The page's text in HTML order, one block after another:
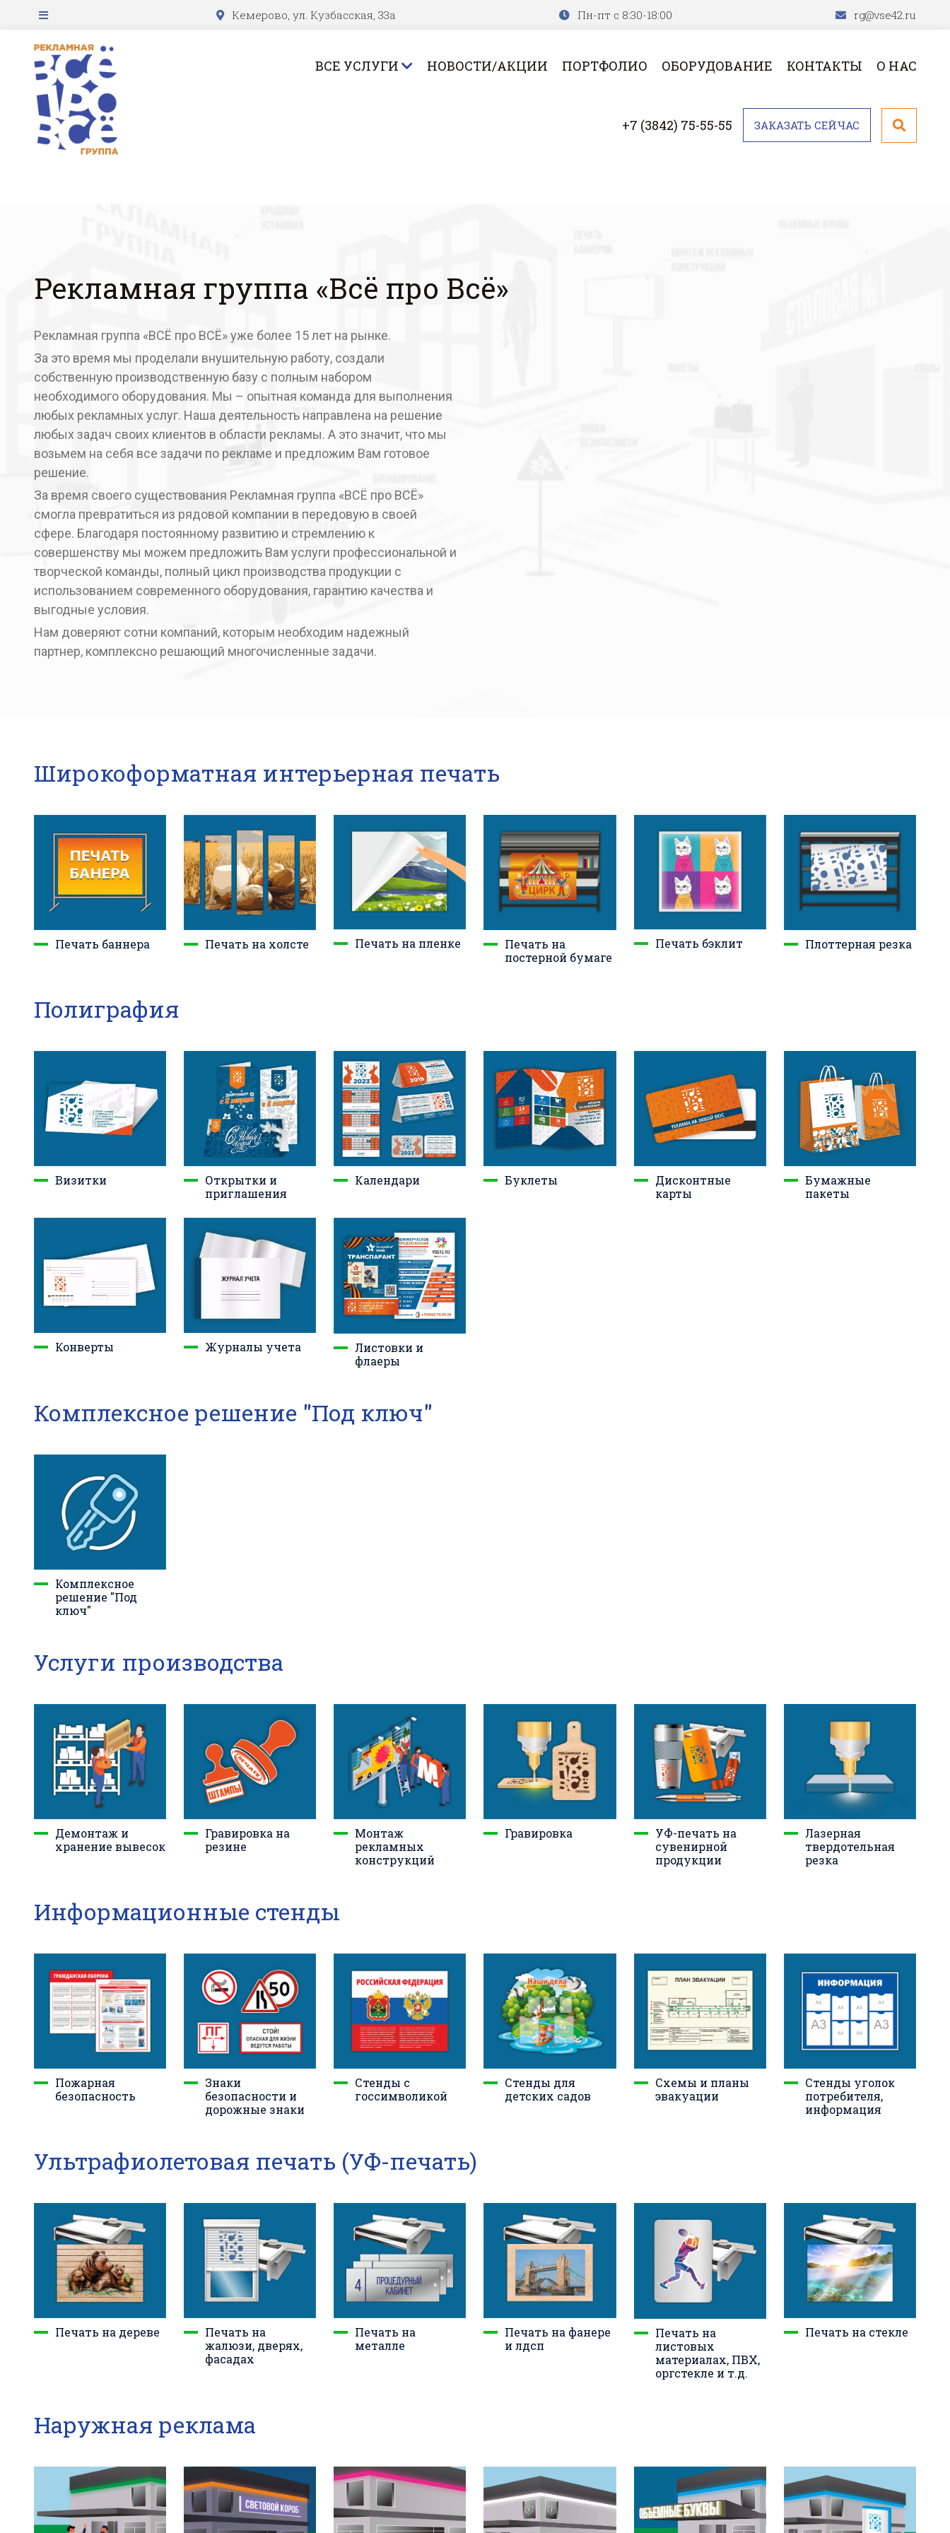
Кемерово, ул. Кузбасская, 33а Пн-пт с 8:30-18:00 rg@vse42.ru
ВСЕ УСЛУГИ НОВОСТИ/АКЦИИ ПОРТФОЛИО ОБОРУДОВАНИЕ КОНТАКТЫ О НАС
+7 (3842) 75-55-55 ЗАКАЗАТЬ СЕЙЧАС
Рекламная группа «Всё про Всё»
Рекламная группа «ВСЁ про ВСЁ» уже более 15 лет на рынке.
За это время мы проделали внушительную работу, создали
собственную производственную базу с полным набором
необходимого оборудования. Мы – опытная команда для выполнения
любых рекламных услуг. Наша деятельность направлена на решение
любых задач своих клиентов в области рекламы. А это значит, что мы
возьмем на себя все задачи по рекламе и предложим Вам готовое
решение.
За время своего существования Рекламная группа «ВСЁ про ВСЁ»
смогла превратиться из рядовой компании в передовую в своей
сфере. Благодаря постоянному развитию и стремлению к
совершенству мы можем предложить Вам услуги профессиональной и
творческой команды, полный цикл производства продукции с
использованием современного оборудования, гарантию качества и
выгодные условия.
Нам доверяют сотни компаний, которым необходим надежный
партнер, комплексно решающий многочисленные задачи.
Широкоформатная интерьерная печать
Печать баннера Печать на холсте Печать на пленке
Печать на
постерной бумаге
Печать бэклит Плоттерная резка
Полиграфия
Визитки
Открытки и
приглашения
Календари Буклеты
Дисконтные
карты
Бумажные
пакеты
Конверты Журналы учета
Листовки и
флаеры
Комплексное решение "Под ключ"
Комплексное
решение "Под
ключ"
Услуги производства
Демонтаж и
хранение вывесок
Гравировка на
резине
Монтаж
рекламных
конструкций
Гравировка
УФ-печать на
сувенирной
продукции
Лазерная
твердотельная
резка
Информационные стенды
Пожарная
безопасность
Знаки
безопасности и
дорожные знаки
Стенды с
госсимволикой
Стенды для
детских садов
Схемы и планы
эвакуации
Стенды уголок
потребителя,
информация
Ультрафиолетовая печать (УФ-печать)
Печать на дереве
Печать на
жалюзи, дверях,
фасадах
Печать на
металле
Печать на фанере
и лдсп
Печать на
листовых
материалах, ПВХ,
оргстекле и т.д.
Печать на стекле
Наружная реклама